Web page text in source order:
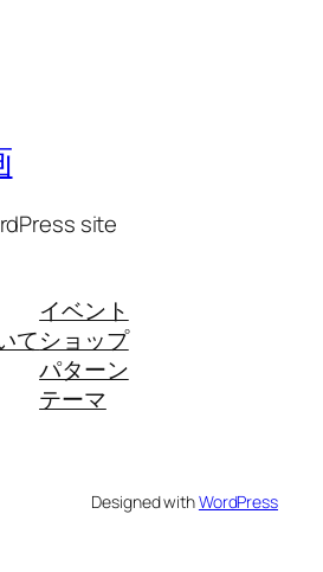
site
て
イベント
ショップ
パターン
テーマ
Designed withWordPress